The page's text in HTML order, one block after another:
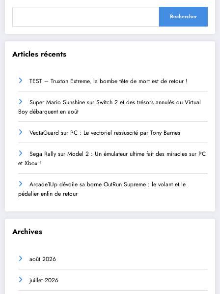
Rechercher
Articles récents
TEST – Truxton Extreme, la bombe tête de mort est de retour !
Super Mario Sunshine sur Switch 2 et des trésors annulés du Virtual
Boy débarquent en août
VectaGuard sur PC : Le vectoriel ressuscité par Tony Barnes
Sega Rally sur Model 2 : Un émulateur ultime fait des miracles sur PC
et Xbox !
Arcade1Up dévoile sa borne OutRun Supreme : le volant et le
pédalier enfin de retour
Archives
août 2026
juillet 2026